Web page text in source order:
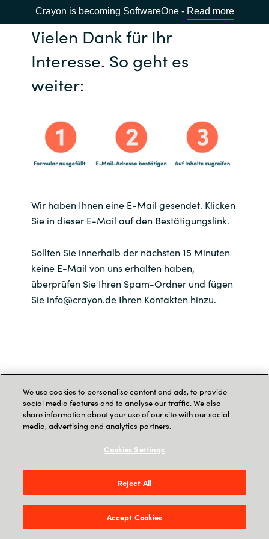
Crayon is becoming SoftwareOne - Read more
Vielen Dank für Ihr
Interesse. So geht es
weiter:
Wir haben Ihnen eine E-Mail gesendet. Klicken
Sie in dieser E-Mail auf den Bestätigungslink.
Sollten Sie innerhalb der nächsten 15 Minuten
keine E-Mail von uns erhalten haben,
überprüfen Sie Ihren Spam-Ordner und fügen
Sie info@crayon.de Ihren Kontakten hinzu.
We use cookies to personalise content and ads, to provide
social media features and to analyse our traffic. We also
share information about your use of our site with our social
media, advertising and analytics partners.
Cookies Settings
Reject All
Accept Cookies